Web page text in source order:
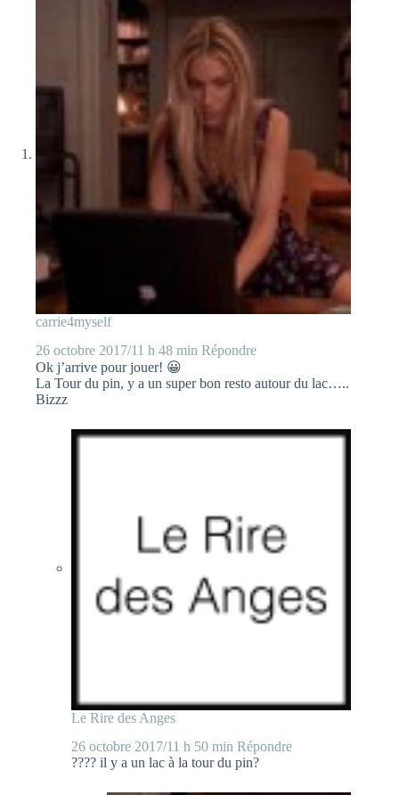
carrie4myself
26 octobre 2017/11 h 48 min Répondre
Ok j’arrive pour jouer! 😀
La Tour du pin, y a un super bon resto autour du lac…..
Bizzz
Le Rire des Anges
26 octobre 2017/11 h 50 min Répondre
???? il y a un lac à la tour du pin?